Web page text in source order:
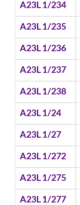
A23L 1/234
A23L 1/235
A23L 1/236
A23L 1/237
A23L 1/238
A23L 1/24
A23L 1/27
A23L 1/272
A23L 1/275
A23L 1/277